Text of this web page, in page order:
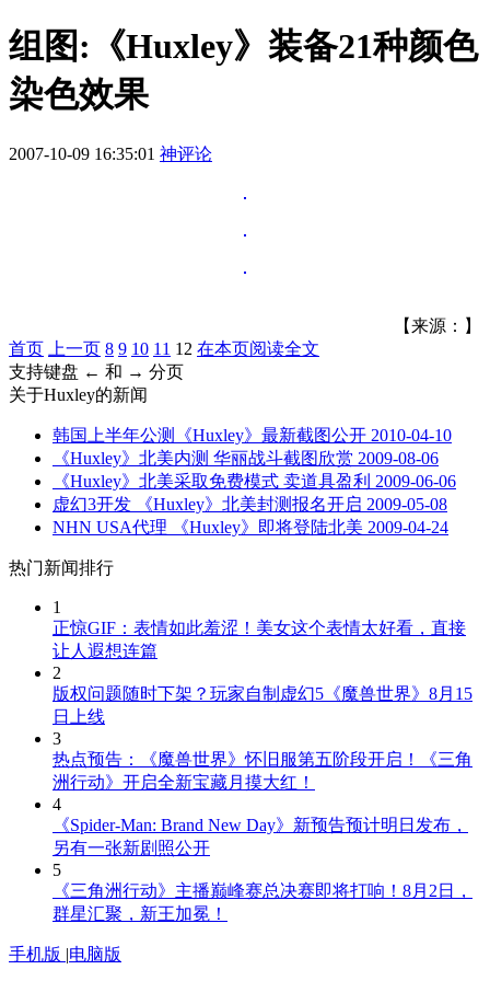
组图:《Huxley》装备21种颜色
染色效果
2007-10-09 16:35:01 神评论
【来源：】
首页
上一页 8 9 10 11 12 在本页阅读全文
支持键盘 ← 和 → 分页
关于Huxley的新闻
韩国上半年公测《Huxley》最新截图公开 2010-04-10
《Huxley》北美内测 华丽战斗截图欣赏 2009-08-06
《Huxley》北美采取免费模式 卖道具盈利 2009-06-06
虚幻3开发 《Huxley》北美封测报名开启 2009-05-08
NHN USA代理 《Huxley》即将登陆北美 2009-04-24
热门新闻排行
1
正惊GIF：表情如此羞涩！美女这个表情太好看，直接
让人遐想连篇
2
版权问题随时下架？玩家自制虚幻5《魔兽世界》8月15
日上线
3
热点预告：《魔兽世界》怀旧服第五阶段开启！《三角
洲行动》开启全新宝藏月摸大红！
4
《Spider-Man: Brand New Day》新预告预计明日发布，
另有一张新剧照公开
5
《三角洲行动》主播巅峰赛总决赛即将打响！8月2日，
群星汇聚，新王加冕！
手机版 |电脑版